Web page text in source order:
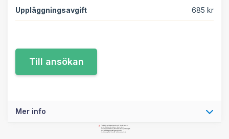
Uppläggningsavgift 685 kr
Mer info